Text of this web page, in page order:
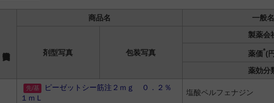
商品名 一般名
剤型写真 包装写真
製薬会
薬価*(
薬効分
ピーゼットシー筋注２ｍｇ ０．２％
１ｍＬ
塩酸ペルフェナジン